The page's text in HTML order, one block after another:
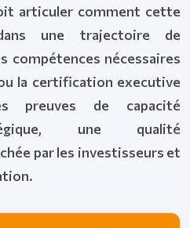
articuler comment cette
une trajectoire de
compétences nécessaires
la certification executive
preuves de capacité
une qualité
par les investisseurs et